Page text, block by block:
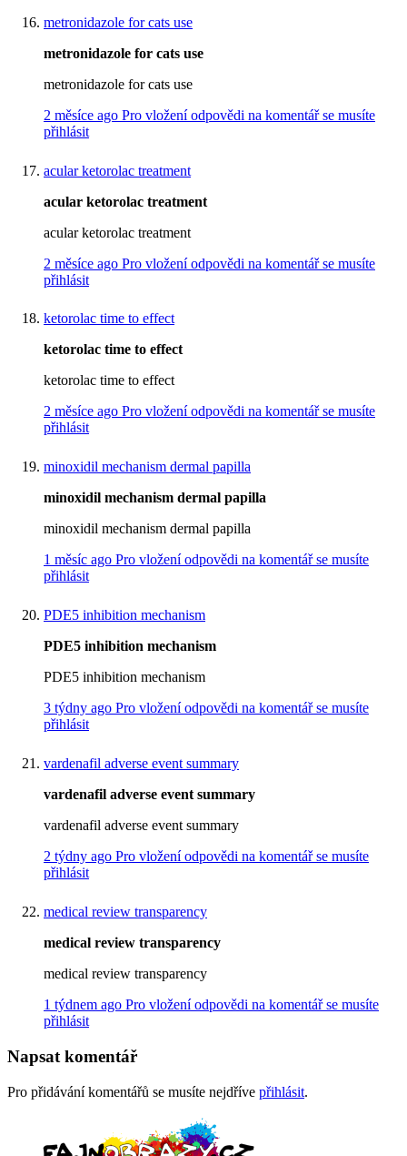
metronidazole for cats use
metronidazole for cats use
metronidazole for cats use
2 měsíce ago Pro vložení odpovědi na komentář se musíte
přihlásit
acular ketorolac treatment
acular ketorolac treatment
acular ketorolac treatment
2 měsíce ago Pro vložení odpovědi na komentář se musíte
přihlásit
ketorolac time to effect
ketorolac time to effect
ketorolac time to effect
2 měsíce ago Pro vložení odpovědi na komentář se musíte
přihlásit
minoxidil mechanism dermal papilla
minoxidil mechanism dermal papilla
minoxidil mechanism dermal papilla
1 měsíc ago Pro vložení odpovědi na komentář se musíte
přihlásit
PDE5 inhibition mechanism
PDE5 inhibition mechanism
PDE5 inhibition mechanism
3 týdny ago Pro vložení odpovědi na komentář se musíte
přihlásit
vardenafil adverse event summary
vardenafil adverse event summary
vardenafil adverse event summary
2 týdny ago Pro vložení odpovědi na komentář se musíte
přihlásit
medical review transparency
medical review transparency
medical review transparency
1 týdnem ago Pro vložení odpovědi na komentář se musíte
přihlásit
Napsat komentář
Pro přidávání komentářů se musíte nejdříve přihlásit.